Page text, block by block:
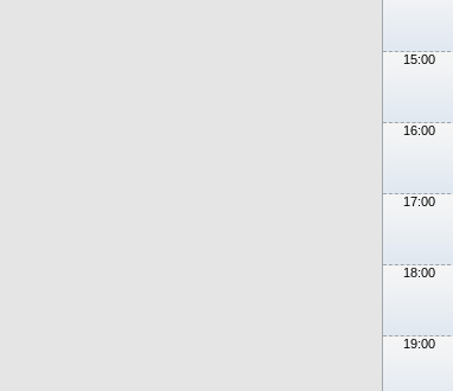
15:00
16:00
17:00
18:00
19:00